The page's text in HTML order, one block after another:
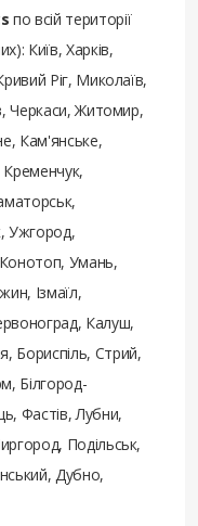
по всій території
Київ, Харків,
Ріг, Миколаїв,
Черкаси, Житомир,
Кам'янське,
Кременчук,
Ужгород,
Умань,
Ізмаїл,
Калуш,
Бориспіль, Стрий,
Білгород-
Фастів, Лубни,
Подільськ,
Дубно,